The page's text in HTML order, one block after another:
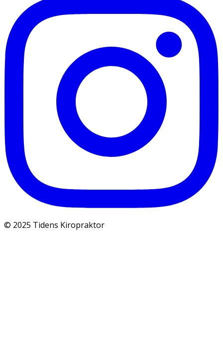
© 2025 Tidens Kiropraktor